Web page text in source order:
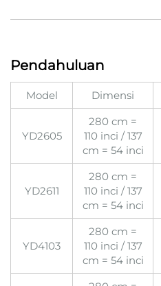
Pendahuluan
Model Dimensi
YD2605
280 cm =
110 inci / 137
cm = 54 inci
YD2611
280 cm =
110 inci / 137
cm = 54 inci
YD4103
280 cm =
110 inci / 137
cm = 54 inci